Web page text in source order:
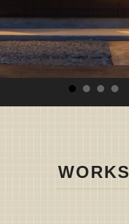
WORKS